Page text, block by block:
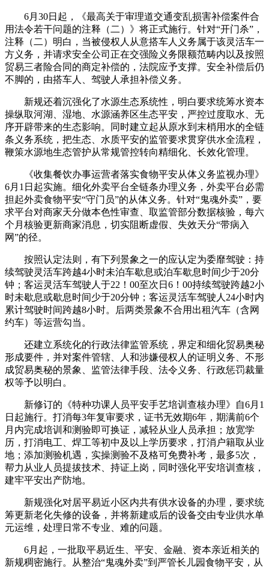
6月30日起，《最高关于审理道交通变乱损害补偿案件合
用法令若干问题的注释（二）》将正式施行。针对“开门杀”，
注释（二）明白，当被侵权人从意搭车人义务属于该灵活车一
方义务，并请求安全公司正在交强险义务限额范畴内以及按照
贸易三者险合同的商定补偿的，法院应予支撑。安全补偿后仍
不脚的，由搭车人、驾驶人承担补偿义务。
新规还着沉强化了水源生态系统性，明白要求统筹水资本
操纵取河湖、湿地、水源涵养区生态平安，严控过度取水、无
序开辟带来的生态影响。同时建立起从原水到末梢用水的全链
条义务系统，把生态、水质平安的监管要求贯穿供水全流程，
鞭策水源地生态管护从常规管控转向精细化、长效化管理。
《收集餐饮办事运营者落实食物平安从体义务监视办理》
6月1日起实施。细化外卖平台全链条办理义务，外卖平台必需
担起外卖食物平安“守门员”的从体义务。针对“鬼魂外卖”，要
求平台对商家天分做本色性审查、取监管部分数据核验，每六
个月核验更新商家消息，切实阻断虚假、失效天分“带病入
网”的径。
按照认定法则，有下列景象之一的应认定为委靡驾驶：持
续驾驶灵活车跨越4小时未泊车歇息或泊车歇息时间少于20分
钟；客运灵活车驾驶人于22！00至次日6！00持续驾驶跨越2小
时未歇息或歇息时间少于20分钟；客运灵活车驾驶人24小时内
累计驾驶时间跨越8小时。后两类景象不合用出租汽车（含网
约车）等运营勾当。
还建立系统化的行政法律监管系统，界定和细化贸易奥秘
形成要件，并对案件管辖、人和涉嫌侵权人的证明义务、不形
成贸易奥秘的景象、监管法律手段、法令义务、行政惩罚裁量
权等予以明白。
新修订的《特种功课人员平安手艺培训查核办理》自6月1
日起施行。打消每3年复审要求，证书无效期6年，期满前6个
月内完成培训和测验即可换证，减轻从业人员承担；放宽学
历，打消电工、焊工等初中及以上学历要求，打消户籍取从业
地；添加测验机遇，实操测验不及格可免费补考，最多5次，
帮力从业人员提拔技术、持证上岗，同时强化平安培训查核，
建牢平安出产防地。
新规强化对居平易近小区内共有供水设备的办理，要求统
筹更新老化失修的设备，并将新建或后的设备交由专业供水单
元运维，处理日常不专业、难的问题。
6月起，一批取平易近生、平安、金融、资本亲近相关的
新规稠密施行。从整治“鬼魂外卖”到严管长儿园食物平安，从